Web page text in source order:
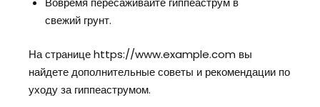
свежий грунт.
На странице https://www.example.com вы
найдете дополнительные советы и рекомендации по
уходу за гиппеаструмом.